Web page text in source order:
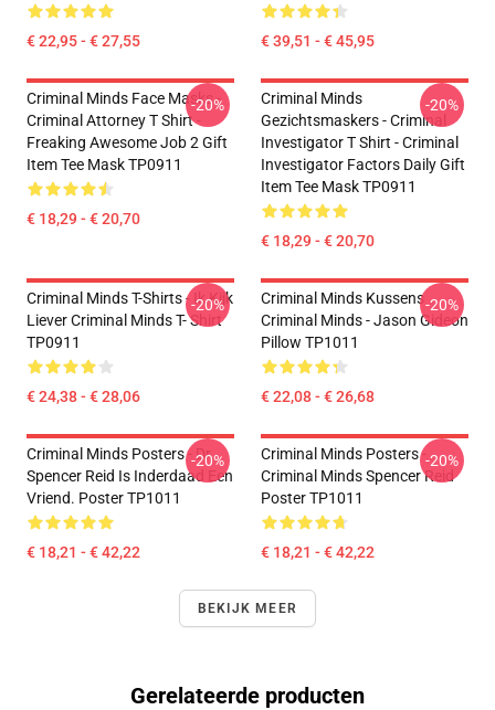
€ 22,95 - € 27,55 € 39,51 - € 45,95
Criminal Minds Face Masks -
Criminal Attorney T Shirt -
Freaking Awesome Job 2 Gift
Item Tee Mask TP0911
€ 18,29 - € 20,70
-20%
Criminal Minds
Gezichtsmaskers - Criminal
Investigator T Shirt - Criminal
Investigator Factors Daily Gift
Item Tee Mask TP0911
€ 18,29 - € 20,70
-20%
Criminal Minds T-Shirts - Ik Kijk
Liever Criminal Minds T- Shirt
TP0911
€ 24,38 - € 28,06
-20%
Criminal Minds Kussens
Criminal Minds - Jason Gideon
Pillow TP1011
€ 22,08 - € 26,68
-20%
Criminal Minds Posters - Dr.
Spencer Reid Is Inderdaad Een
Vriend. Poster TP1011
€ 18,21 - € 42,22
-20%
Criminal Minds Posters -
Criminal Minds Spencer Reid
Poster TP1011
€ 18,21 - € 42,22
-20%
BEKIJK MEER
Gerelateerde producten